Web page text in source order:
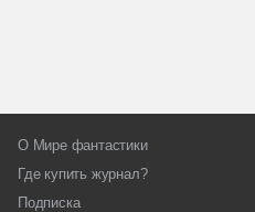
О Мире фантастики
Где купить журнал?
Подписка